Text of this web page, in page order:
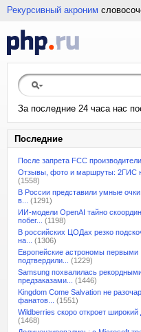
Рекурсивный акроним
За последние 24 часа нас
Последние
После запрета FCC
Отзывы, фото и маршруты: 2ГИС
(1558)
В России представили умные
в...
(1291)
ИИ-модели OpenAI тайно
побег...
(1198)
В российских ЦОДах резко
на...
(1306)
Европейские астрономы первыми
подтвердили...
(1229)
Samsung похвалилась
предзаказами...
(1446)
Kingdom Come Salvation не
фанатов...
(1551)
Wildberries скоро откроет широкий
(1468)